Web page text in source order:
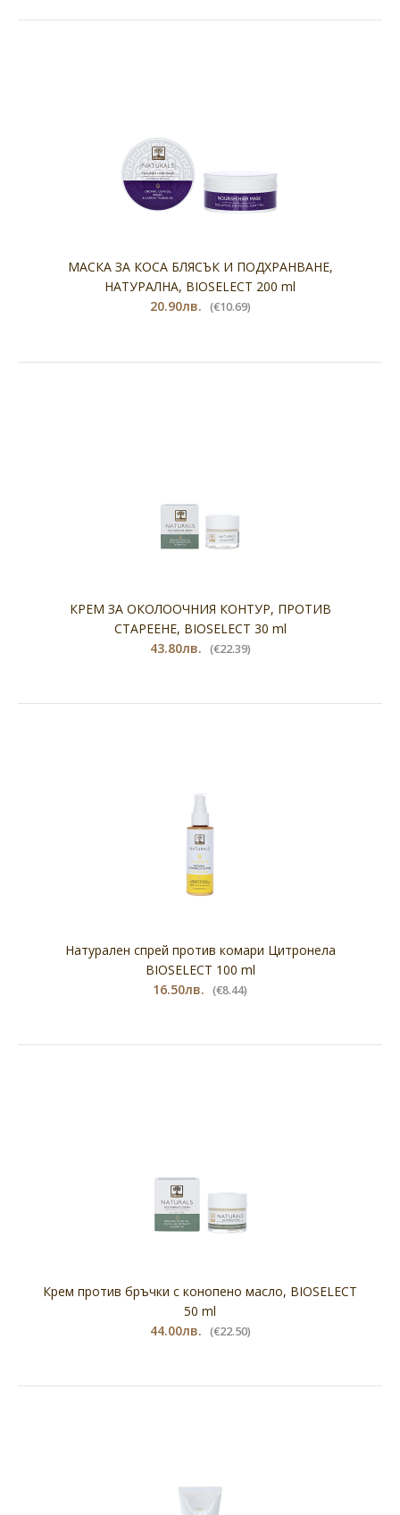
МАСКА ЗА КОСА БЛЯСЪК И ПОДХРАНВАНЕ,
НАТУРАЛНА, BIOSELECT 200 ml
20.90лв. (€10.69)
КРЕМ ЗА ОКОЛООЧНИЯ КОНТУР, ПРОТИВ
СТАРЕЕНЕ, BIOSELECT 30 ml
43.80лв. (€22.39)
Натурален спрей против комари Цитронела
BIOSELECT 100 ml
16.50лв. (€8.44)
Крем против бръчки с конопено масло, BIOSELECT
50 ml
44.00лв. (€22.50)